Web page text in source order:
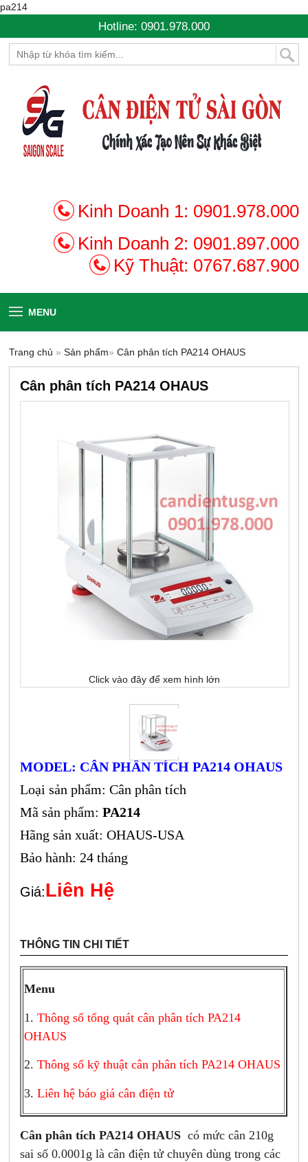
pa214
Hotline: 0901.978.000
Kinh Doanh 1: 0901.978.000
Kinh Doanh 2: 0901.897.000
Kỹ Thuật: 0767.687.900
MENU
Trang chủ »Sản phẩm»Cân phân tích PA214 OHAUS
Cân phân tích PA214 OHAUS
Click vào đây để xem hình lớn
MODEL: CÂN PHÂN TÍCH PA214 OHAUS
Loại sản phẩm: Cân phân tích
Mã sản phẩm:PA214
Hãng sản xuất: OHAUS-USA
Bảo hành: 24 tháng
Giá:Liên Hệ
THÔNG TIN CHI TIẾT
Menu
1.Thông số tổng quát cân phân tích PA214
OHAUS
2.Thông số kỹ thuật cân phân tích PA214 OHAUS
3.Liên hệ báo giá cân điện tử
Cân phân tích PA214 OHAUS có mức cân 210g
sai số 0.0001g là cân điện tử chuyên dùng trong các